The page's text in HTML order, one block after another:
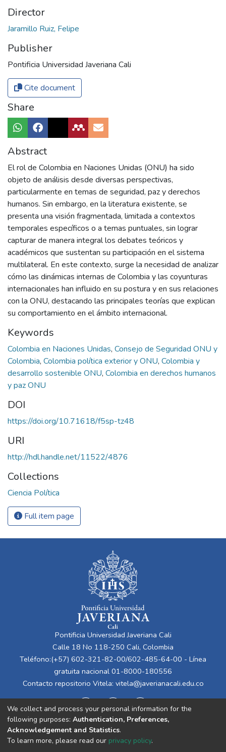
Director
Jaramillo Ruiz, Felipe
Publisher
Pontificia Universidad Javeriana Cali
Cite document
Share
Abstract
El rol de Colombia en Naciones Unidas (ONU) ha sido
objeto de análisis desde diversas perspectivas,
particularmente en temas de seguridad, paz y derechos
humanos. Sin embargo, en la literatura existente, se
presenta una visión fragmentada, limitada a contextos
temporales específicos o a temas puntuales, sin lograr
capturar de manera integral los debates teóricos y
académicos que sustentan su participación en el sistema
multilateral. En este contexto, surge la necesidad de analizar
cómo las dinámicas internas de Colombia y las coyunturas
internacionales han influido en su postura y en sus relaciones
con la ONU, destacando las principales teorías que explican
su comportamiento en el ámbito internacional.
Keywords
Colombia en Naciones Unidas, Consejo de Seguridad ONU y
Colombia, Colombia política exterior y ONU, Colombia y
desarrollo sostenible ONU, Colombia en derechos humanos
y paz ONU
DOI
https://doi.org/10.71618/f5sp-tz48
URI
http://hdl.handle.net/11522/4876
Collections
Ciencia Política
Full item page
Pontificia Universidad Javeriana Cali
Calle 18 No 118-250 Cali, Colombia
Teléfono:(+57) 602-321-82-00/602-485-64-00 - Línea
gratuita nacional 01-8000-180556
Contacto repositorio Vitela: vitela@javerianacali.edu.co
We collect and process your personal information for the
following purposes: Authentication, Preferences,
Acknowledgement and Statistics.
To learn more, please read our privacy policy.